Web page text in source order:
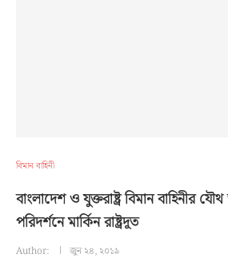
বিমান বাহিনী
বাংলাদেশ ও যুক্তরাষ্ট্র বিমান বাহিনীর
পরিদর্শনে মার্কিন রাষ্ট্রদূত
Author: জুন ২৪, ২০১৯